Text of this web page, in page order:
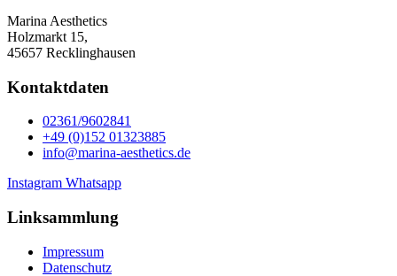
Marina Aesthetics
Holzmarkt 15,
45657 Recklinghausen
Kontaktdaten
02361/9602841
+49 (0)152 01323885
info@marina-aesthetics.de
Instagram Whatsapp
Linksammlung
Impressum
Datenschutz